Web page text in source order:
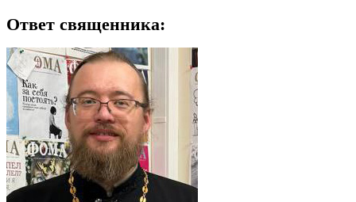
Ответ священника: